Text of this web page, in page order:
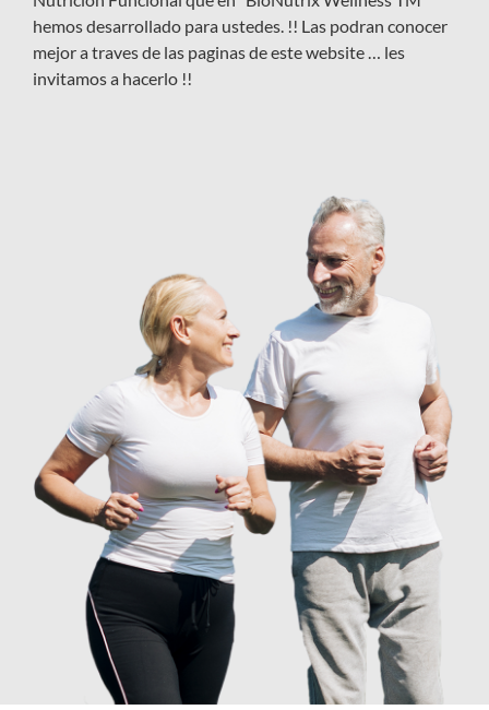
hemos desarrollado para ustedes. !! Las podran conocer
mejor a traves de las paginas de este website … les
invitamos a hacerlo !!